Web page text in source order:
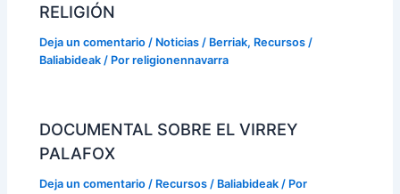
RELIGIÓN
Deja un comentario / Noticias / Berriak, Recursos /
Baliabideak / Porreligionennavarra
DOCUMENTAL SOBRE EL VIRREY
PALAFOX
Deja un comentario / Recursos / Baliabideak / Por